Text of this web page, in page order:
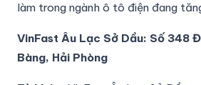
làm trong ngành ô tô điện đang
VinFast Âu Lạc Sở Dầu: Số 348
Bàng, Hải Phòng